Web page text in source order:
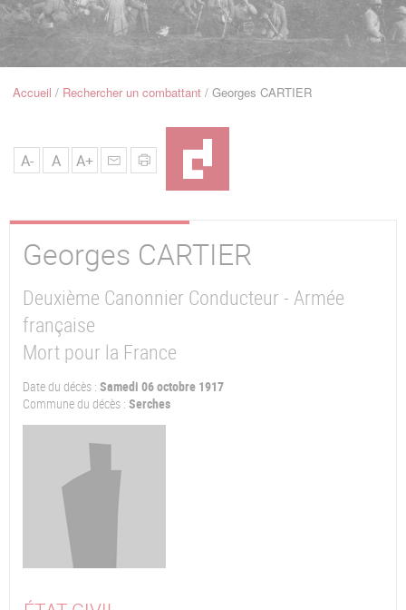
Navigation
FilAccueil Rechercher un combattant Georges CARTIER
A- A A+
Georges CARTIER
Deuxième Canonnier Conducteur - Armée
française
Mort pour la France
Date du décès : Samedi 06 octobre 1917
Commune du décès : Serches